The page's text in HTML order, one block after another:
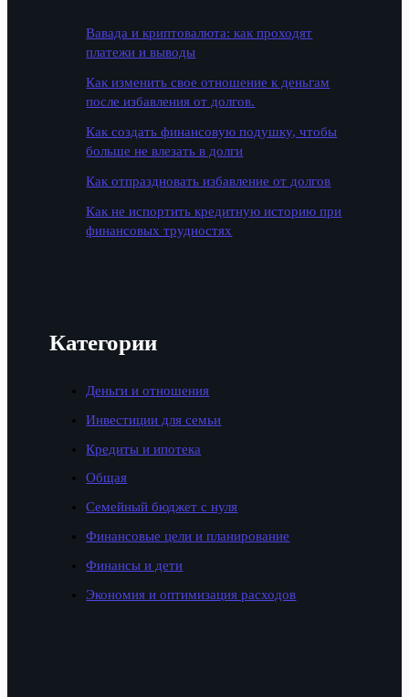
Вавада и криптовалюта: как проходят
платежи и выводы
Как изменить свое отношение к деньгам
после избавления от долгов.
Как создать финансовую подушку, чтобы
больше не влезать в долги
Как отпраздновать избавление от долгов
Как не испортить кредитную историю при
финансовых трудностях
Категории
Деньги и отношения
Инвестиции для семьи
Кредиты и ипотека
Общая
Семейный бюджет с нуля
Финансовые цели и планирование
Финансы и дети
Экономия и оптимизация расходов